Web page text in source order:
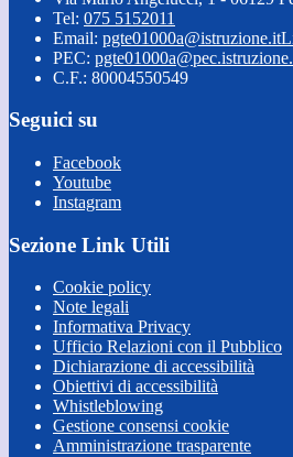
Tel: 075 5152011
Email: pgte01000a@istruzione.it
PEC:
C.F.: 80004550549
Seguici su
Facebook
Youtube
Instagram
Sezione Link Utili
Cookie policy
Note legali
Informativa Privacy
Ufficio Relazioni con il Pubblico
Dichiarazione di accessibilità
Obiettivi di accessibilità
Whistleblowing
Gestione consensi cookie
Amministrazione trasparente